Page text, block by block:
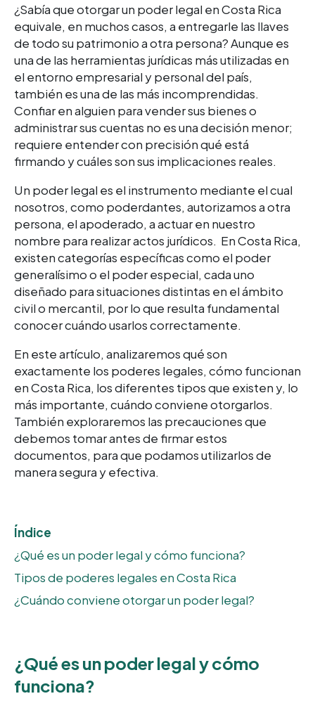
¿Sabía que otorgar un poder legal en Costa Rica
equivale, en muchos casos, a entregarle las llaves
de todo su patrimonio a otra persona?Aunque es
una de las herramientas jurídicas más utilizadas en
el entorno empresarial y personal del país,
también es una de las más incomprendidas.
Confiar en alguien para vender sus bienes o
administrar sus cuentas no es una decisión menor;
requiere entender con precisión qué está
firmando y cuáles son sus implicaciones reales.
Un poder legal es el instrumento mediante el cual
nosotros, como poderdantes, autorizamos a otra
persona, el apoderado, a actuar en nuestro
nombre para realizar actos jurídicos. En Costa Rica,
existen categorías específicas como el poder
generalísimo o el poder especial, cada uno
diseñado para situaciones distintas en el ámbito
civil o mercantil, por lo que resulta fundamental
conocer cuándo usarlos correctamente.
En este artículo, analizaremos qué son
exactamente los poderes legales, cómo funcionan
en Costa Rica, los diferentes tipos que existen y, lo
más importante, cuándo conviene otorgarlos.
También exploraremos las precauciones que
debemos tomar antes de firmar estos
documentos, para que podamos utilizarlos de
manera segura y efectiva.
Índice
¿Qué es un poder legal y cómo funciona?
Tipos de poderes legales en Costa Rica
¿Cuándo conviene otorgar un poder legal?
¿Qué es un poder legal y cómo
funciona?